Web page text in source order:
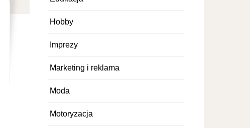
Hobby
Imprezy
Marketing i reklama
Moda
Motoryzacja